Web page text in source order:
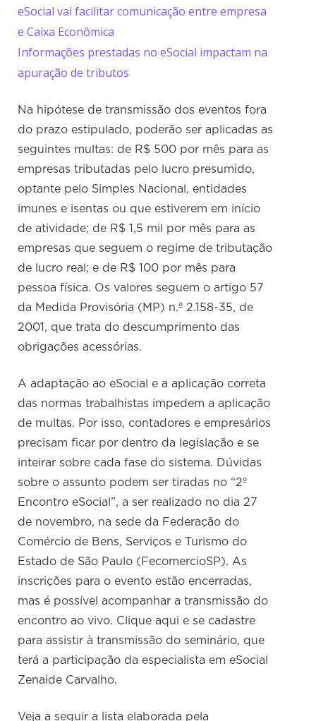
eSocial vai facilitar comunicação entre empresa
e Caixa Econômica
Informações prestadas no eSocial impactam na
apuração de tributos
Na hipótese de transmissão dos eventos fora
do prazo estipulado, poderão ser aplicadas as
seguintes multas: de R$ 500 por mês para as
empresas tributadas pelo lucro presumido,
optante pelo Simples Nacional, entidades
imunes e isentas ou que estiverem em início
de atividade; de R$ 1,5 mil por mês para as
empresas que seguem o regime de tributação
de lucro real; e de R$ 100 por mês para
pessoa física. Os valores seguem o artigo 57
da Medida Provisória (MP) n.º 2.158-35, de
2001, que trata do descumprimento das
obrigações acessórias.
A adaptação ao eSocial e a aplicação correta
das normas trabalhistas impedem a aplicação
de multas. Por isso, contadores e empresários
precisam ficar por dentro da legislação e se
inteirar sobre cada fase do sistema. Dúvidas
sobre o assunto podem ser tiradas no “2º
Encontro eSocial”, a ser realizado no dia 27
de novembro, na sede da Federação do
Comércio de Bens, Serviços e Turismo do
Estado de São Paulo (FecomercioSP). As
inscrições para o evento estão encerradas,
mas é possível acompanhar a transmissão do
encontro ao vivo. Clique aqui e se cadastre
para assistir à transmissão do seminário, que
terá a participação da especialista em eSocial
Zenaide Carvalho.
Veja a seguir a lista elaborada pela